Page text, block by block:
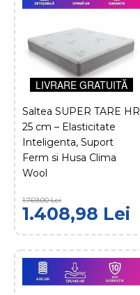
LIVRARE GRATUITĂ
LIVRARE GRATUITĂ
Saltea SUPER TARE HR
25 cm – Elasticitate
Inteligenta, Suport
Ferm si Husa Clima
Wool
1.769,00 Lei
1.408,98 Lei